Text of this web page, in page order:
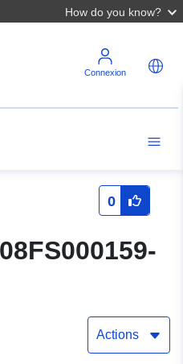
How do you know?
Connexion
0
Actions